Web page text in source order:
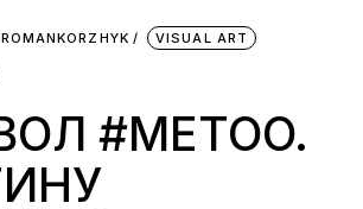
ROMANKORZHYK VISUAL ART
#METOO.